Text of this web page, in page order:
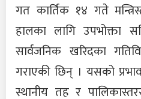
गत कार्तिक १४ गते
हालका लागि उपभोक्ता
सार्वजनिक खरिदका
गराएकी छिन् । यसको
स्थानीय तह र